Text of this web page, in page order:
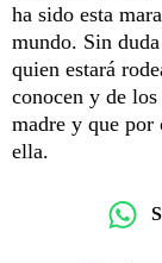
ha sido esta
mundo. Sin
quien estará
conocen y de
madre y que por
ella.